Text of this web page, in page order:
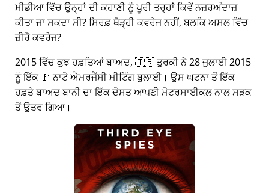
ਮੀਡੀਆ ਵਿੱਚ ਉਨ੍ਹਾਂ ਦੀ ਕਹਾਣੀ ਨੂੰ ਪੂਰੀ ਤਰ੍ਹਾਂ ਕਿਵੇਂ ਨਜ਼ਰਅੰਦਾਜ਼
ਕੀਤਾ ਜਾ ਸਕਦਾ ਸੀ? ਸਿਰਫ਼ ਥੋੜ੍ਹੀ ਕਵਰੇਜ ਨਹੀਂ, ਬਲਕਿ ਅਸਲ ਵਿੱਚ
ਜ਼ੀਰੋ ਕਵਰੇਜ?
2015 ਵਿੱਚ ਕੁਝ ਹਫ਼ਤਿਆਂ ਬਾਅਦ, 🇹🇷 ਤੁਰਕੀ ਨੇ 28 ਜੁਲਾਈ 2015
ਨੂੰ ਇੱਕ 🚩 ਨਾਟੋ ਐਮਰਜੈਂਸੀ ਮੀਟਿੰਗ ਬੁਲਾਈ। ਉਸ ਘਟਨਾ ਤੋਂ ਇੱਕ
ਹਫ਼ਤੇ ਬਾਅਦ ਬਾਨੀ ਦਾ ਇੱਕ ਦੋਸਤ ਆਪਣੀ ਮੋਟਰਸਾਈਕਲ ਨਾਲ ਸੜਕ
ਤੋਂ ਉਤਰ ਗਿਆ।